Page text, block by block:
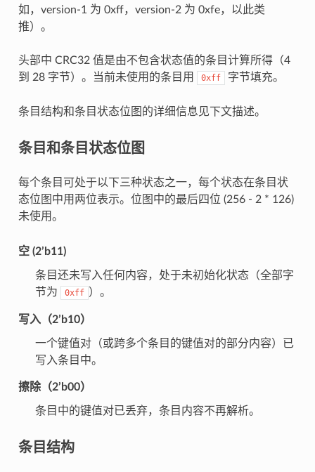
如，version-1 为 0xff，version-2 为 0xfe，以此类
推）。
头部中 CRC32 值是由不包含状态值的条目计算所得（4
到 28 字节）。当前未使用的条目用
0xff 字节填充。
条目结构和条目状态位图的详细信息见下文描述。
条目和条目状态位图
每个条目可处于以下三种状态之一，每个状态在条目状
态位图中用两位表示。位图中的最后四位 (256 - 2 * 126)
未使用。
空 (2’b11)
条目还未写入任何内容，处于未初始化状态（全部字
节为
0xff ）。
写入（2’b10）
一个键值对（或跨多个条目的键值对的部分内容）已
写入条目中。
擦除（2’b00）
条目中的键值对已丢弃，条目内容不再解析。
条目结构